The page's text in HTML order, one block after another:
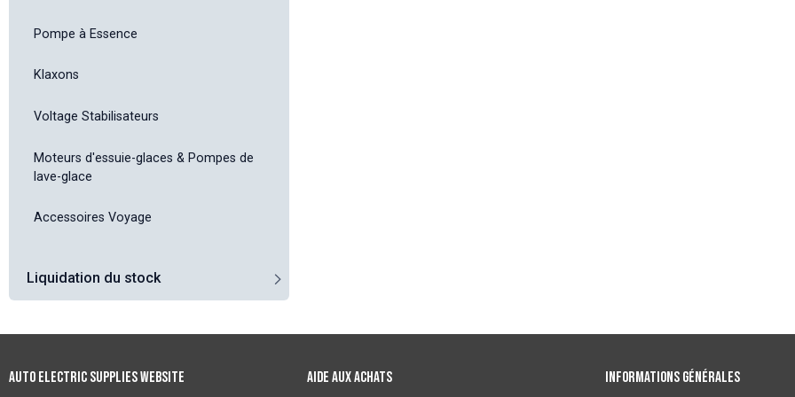
Pompe à Essence
Klaxons
Voltage Stabilisateurs
Moteurs d'essuie-glaces & Pompes de
lave-glace
Accessoires Voyage
Liquidation du stock
Auto Electric Supplies Website Aide aux achats Informations générales